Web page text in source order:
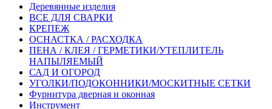
Деревянные изделия
ВСЕ ДЛЯ СВАРКИ
КРЕПЕЖ
ОСНАСТКА / РАСХОДКА
ПЕНА / КЛЕЯ / ГЕРМЕТИКИ/УТЕПЛИТЕЛЬ
НАПЫЛЯЕМЫЙ
САД И ОГОРОД
УГОЛКИ/ПОДОКОННИКИ/МОСКИТНЫЕ СЕТКИ
Фурнитура дверная и оконная
Инструмент